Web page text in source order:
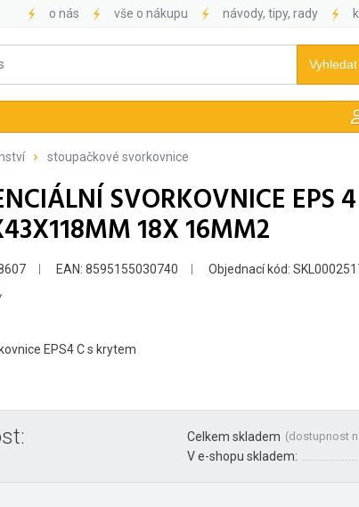
o nás vše o nákupu návody, tipy, rady
stoupačkové svorkovnice
SVORKOVNICE EPS
18X 16MM2
EAN: 8595155030740 Objednací kód:
EPS4 C s krytem
Celkem skladem (dostupnost
V e-shopu skladem: